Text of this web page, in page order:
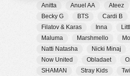
Anitta Anuel AA Ateez
Becky G
BTS Cardi B
Filatov & Karas
Inna
Maluma
Marshmello
Natti Natasha
Nicki Minaj
Now United
Obladaet
SHAMAN
Stray Kids